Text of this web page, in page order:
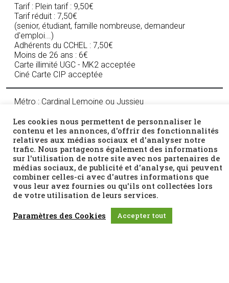
Tarif : Plein tarif : 9,50€
Tarif réduit : 7,50€
(senior, étudiant, famille nombreuse, demandeur
d'emploi...)
Adhérents du CCHEL : 7,50€
Moins de 26 ans : 6€
Carte illimité UGC - MK2 acceptée
Ciné Carte CIP acceptée
Métro : Cardinal Lemoine ou Jussieu
Facebook Twitter Email
Nos soutiens et
Les cookies nous permettent de personnaliser le
contenu et les annonces, d'offrir des fonctionnalités
relatives aux médias sociaux et d'analyser notre
trafic. Nous partageons également des informations
sur l'utilisation de notre site avec nos partenaires de
médias sociaux, de publicité et d'analyse, qui peuvent
combiner celles-ci avec d'autres informations que
vous leur avez fournies ou qu'ils ont collectées lors
de votre utilisation de leurs services.
Paramètres des Cookies Accepter tout